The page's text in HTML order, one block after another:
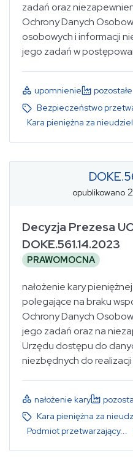
zadań oraz
Ochrony Danych
osobowych i informacji
jego zadań w
upomnienie
pozostałe
Bezpieczeństwo
Kara pieniężna za
opublikowano
Decyzja Prezesa
DOKE.561.14.2023
PRAWOMOCNA
nałożenie kary
polegające na braku
Ochrony Danych
jego zadań oraz na
Urzędu dostępu do
niezbędnych do
nałożenie kary
Kara pieniężna za
Podmiot przetwarzający...